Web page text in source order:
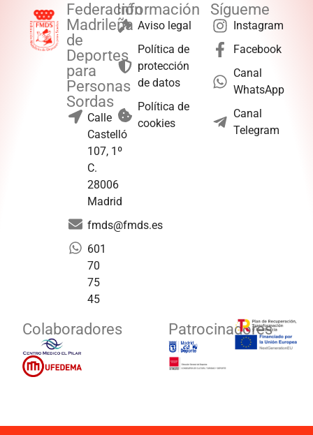
Federación
Madrileña
de
Deportes
para
Personas
Sordas
Calle
Castelló
107, 1º
C.
28006
Madrid
fmds@fmds.es
601
70
75
45
Información
Aviso legal
Política de
protección
de datos
Política de
cookies
Sígueme
Instagram
Facebook
Canal
WhatsApp
Canal
Telegram
Colaboradores Patrocinadores